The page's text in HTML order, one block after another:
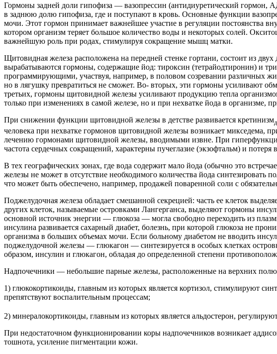
Гормоны задней доли гипофиза — вазопрессин (антидиуретический гормон,
в заднюю долю гипофиза, где и поступают в кровь. Основные функции
мочи. Этот гормон принимает важнейшее участие в регуляции постоянства
котором организм теряет большое количество воды и некоторых солей.
важнейшую роль при родах, стимулируя сокращение мышц матки.
Щитовидная железа расположена на передней стенке гортани, состоит из
вырабатываются гормоны, содержащие йод: тироксин (тетрайодтиронин) и
программирующими, участвуя, например, в половом созревании различных
но в лягушку превратиться не сможет. Во- вторых, эти гормоны усиливают
третьих, гормоны щитовидной железы усиливают продукцию тепла
только при изменениях в самой железе, но и при нехватке йода в организме,
При снижении функции щитовидной железы в детстве развивается кретинизмд
человека при нехватке гормонов щитовидной железы возникает микседема,
лечению гормонами щитовидной железы, вводимыми извне. При гиперфункции
частота сердечных сокращений, характерны пучеглазие (экзофтальм) и потеря
В тех географических зонах, где вода содержит мало йода (обычно это
железы не может в отсутствие необходимого количества йода
что может быть обеспечено, например, продажей поваренной соли с
Поджелудочная железа обладает смешанной секрецией: часть ее клеток
других клеток, называемые островками Лангерганса, выделяют гормоны
основной источник энергии — глюкоза — могла свободно переходить из
инсулина развивается сахарный диабет, болезнь, при которой глюкоза не
организма в больших объемах мочи. Если больному диабетом не вводить
поджелудочной железы — глюкагон — синтезируется в особых клетках
образом, инсулин и глюкагон, обладая до определенной степени
Надпочечники — небольшие парные железы, расположенные на верхних
1) глюкокортикоиды, главным из которых является кортизол, стимулируют
препятствуют воспалительным процессам;
2) минералокортикоиды, главным из которых является альдостерон,
При недостаточном функционировании коры надпочечников возникает
тошнота, усиление пигментации кожи.